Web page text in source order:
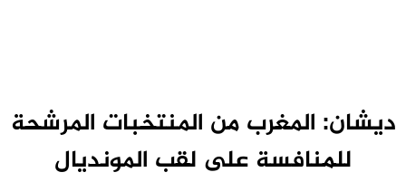
ديشان: المغرب من المنتخبات المرشحة
للمنافسة على لقب المونديال